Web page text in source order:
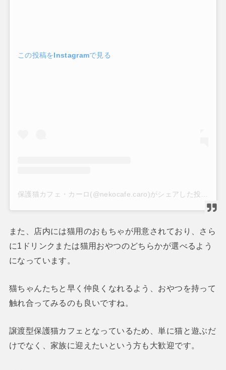
この投稿をInstagramで見る
保護猫カフェ・カーロ(@nekocafe.caro)がシェアした投稿
また、店内には猫用のおもちゃが用意されており、さら
に1ドリンクまたは猫用おやつのどちらかが選べるよう
になっています。
猫ちゃんたちと早く仲良くなれるよう、おやつを持って
触れ合ってみるのも良いですね。
譲渡型保護猫カフェとなっているため、単に猫と遊ぶだ
けでなく、家族に迎えたいという方も大歓迎です。